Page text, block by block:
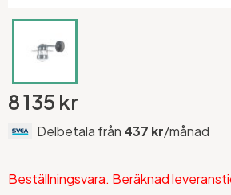
8 135 kr
Delbetala från 437 kr/månad
Beställningsvara. Beräknad